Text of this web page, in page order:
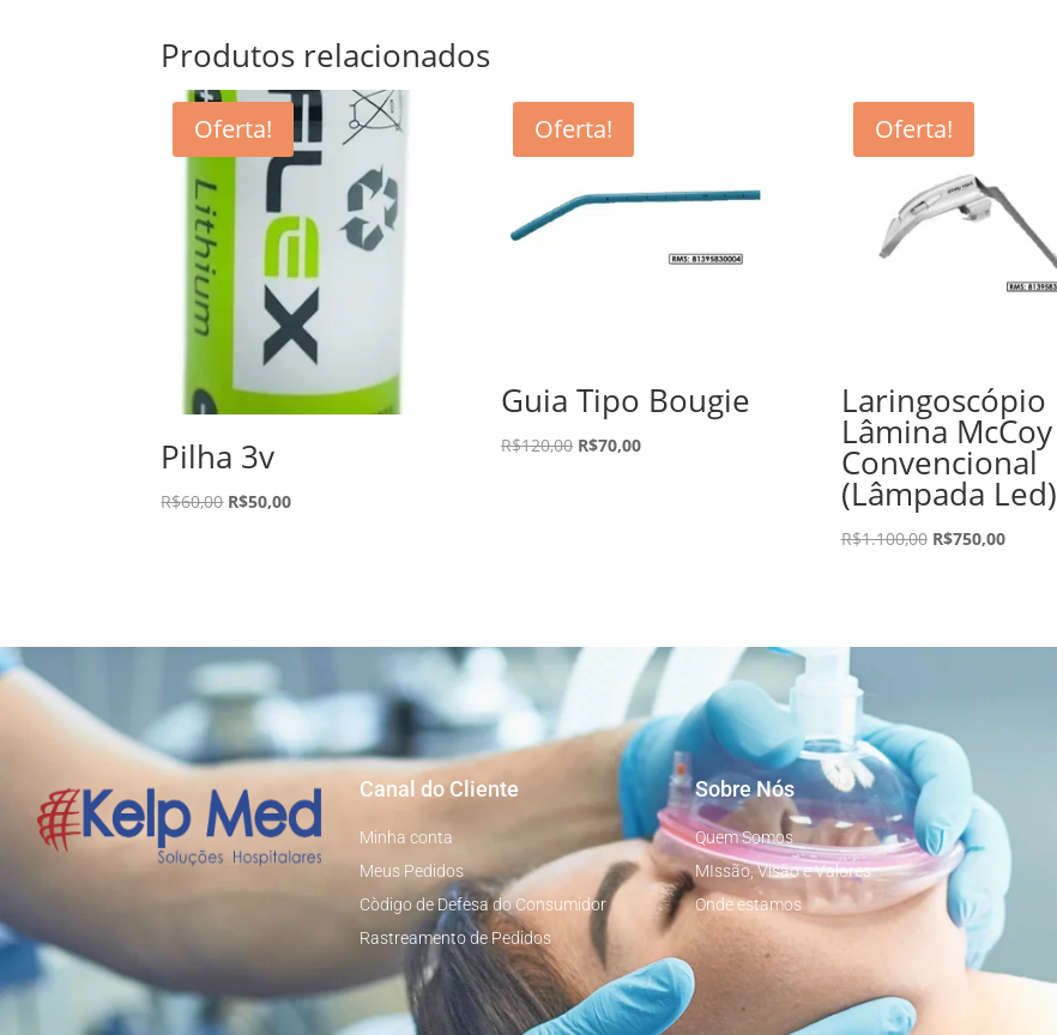
Produtos relacionados
Oferta!
Pilha 3v
R$60,00 R$50,00
Oferta!
Guia Tipo Bougie
R$120,00 R$70,00
Oferta!
Laringoscópio
Lâmina McCoy
Convencional
(Lâmpada Led)
R$1.100,00 R$750,00
Canal do Cliente
Minha conta
Meus Pedidos
Còdigo de Defesa do Consumidor
Rastreamento de Pedidos
Sobre Nós
Quem Somos
MIssão, Visão e Valores
Onde estamos